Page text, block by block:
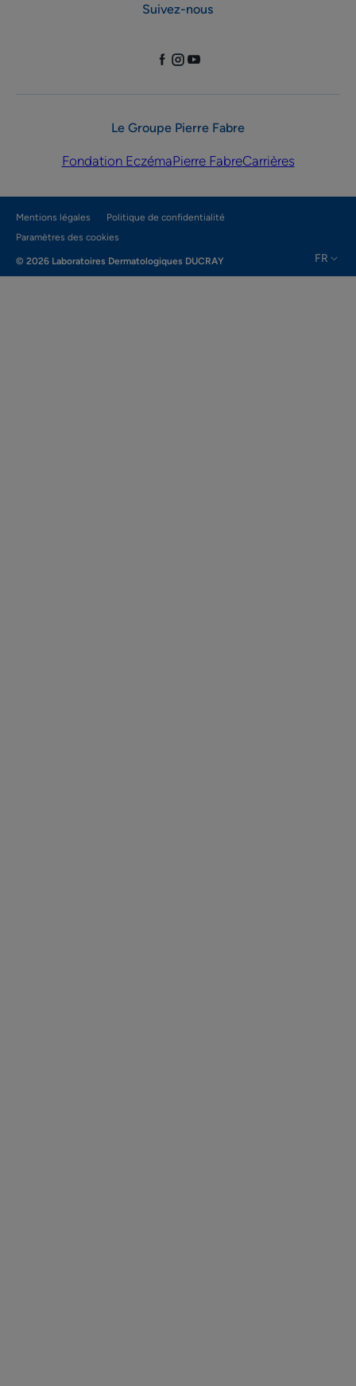
Suivez-nous
Le Groupe Pierre Fabre
Fondation EczémaPierre FabreCarrières
Mentions légales
Politique de confidentialité
Paramètres des cookies
© 2026 Laboratoires Dermatologiques DUCRAY FR